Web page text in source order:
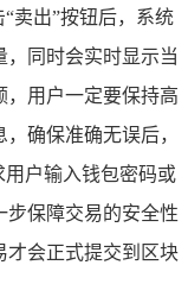
卖出”按钮后，系统
，同时会实时显示当
，用户一定要保持高
确保准确无误后，
用户输入钱包密码或
步保障交易的安全性
才会正式提交到区块